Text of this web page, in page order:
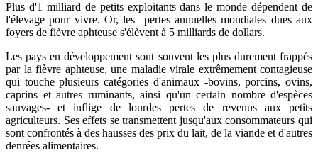
Plus d'1 milliard de petits exploitants dans le monde dépendent de
l'élevage pour vivre. Or, les pertes annuelles mondiales dues aux
foyers de fièvre aphteuse s'élèvent à 5 milliards de dollars.
Les pays en développement sont souvent les plus durement frappés
par la fièvre aphteuse, une maladie virale extrêmement contagieuse
qui touche plusieurs catégories d'animaux -bovins, porcins, ovins,
caprins et autres ruminants, ainsi qu'un certain nombre d'espèces
sauvages- et inflige de lourdes pertes de revenus aux petits
agriculteurs. Ses effets se transmettent jusqu'aux consommateurs qui
sont confrontés à des hausses des prix du lait, de la viande et d'autres
denrées alimentaires.